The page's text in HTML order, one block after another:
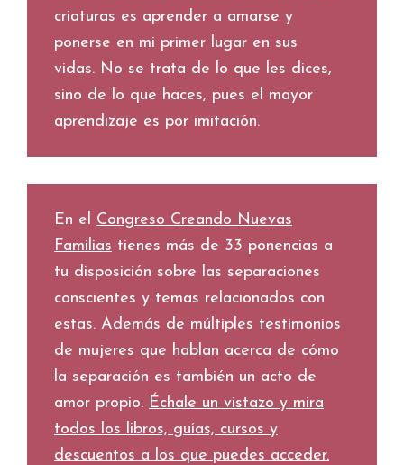
criaturas es aprender a amarse y
ponerse en mi primer lugar en sus
vidas. No se trata de lo que les dices,
sino de lo que haces, pues el mayor
aprendizaje es por imitación.
En el Congreso Creando Nuevas
Familias tienes más de 33 ponencias a
tu disposición sobre las separaciones
conscientes y temas relacionados con
estas. Además de múltiples testimonios
de mujeres que hablan acerca de cómo
la separación es también un acto de
amor propio. Échale un vistazo y mira
todos los libros, guías, cursos y
descuentos a los que puedes acceder.